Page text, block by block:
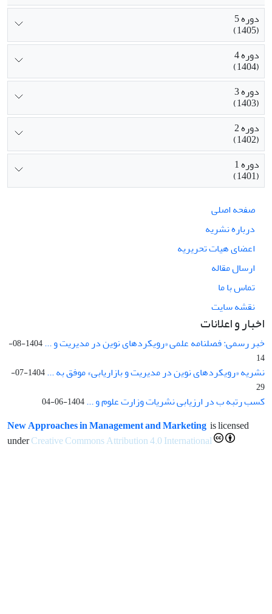
دوره 5
(1405)
دوره 4
(1404)
دوره 3
(1403)
دوره 2
(1402)
دوره 1
(1401)
صفحه اصلی
درباره نشریه
اعضای هیات تحریریه
ارسال مقاله
تماس با ما
نقشه سایت
اخبار و اعلانات
خبر رسمی: فصلنامه علمی «رویکردهای نوین در مدیریت و ...
1404-08-
14
نشریه «رویکردهای نوین در مدیریت و بازاریابی» موفق به ...
1404-07-
29
کسب رتبه ب در ارزیابی نشریات وزارت علوم و ...1404-06-04
New Approaches in Management and Marketing is licensed
underCreative Commons Attribution 4.0 International